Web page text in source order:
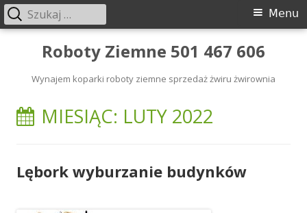
PrzeskoczRoboty Ziemne 501 467 606
Wynajem koparki roboty ziemne sprzedaż żwiru żwirownia
Menu
główne
Menu
Szukaj:
MIESIĄC: LUTY 2022
Lębork wyburzanie budynków